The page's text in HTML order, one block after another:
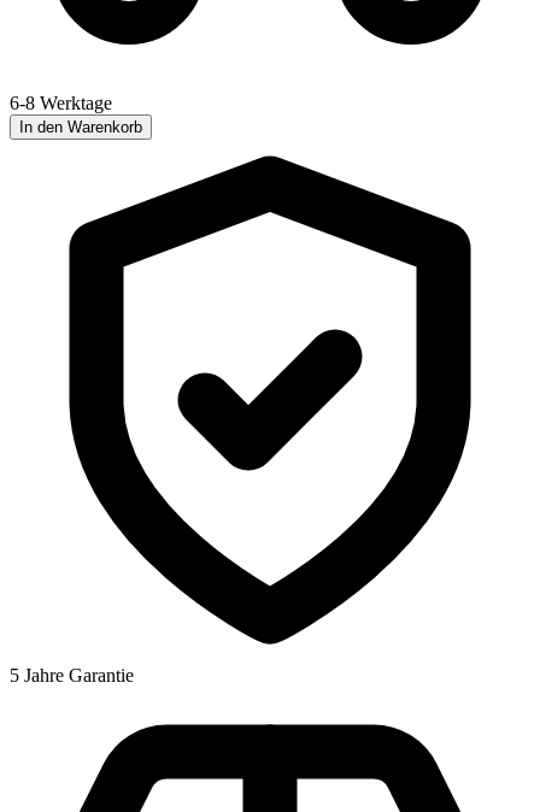
6-8 Werktage
In den Warenkorb
5 Jahre Garantie